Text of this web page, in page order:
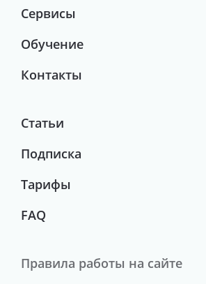
Сервисы
Обучение
Контакты
Статьи
Подписка
Тарифы
FAQ
Правила работы на сайте